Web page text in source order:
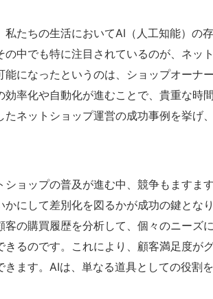
私たちの生活においてAI（人工知能）の
の中でも特に注目されているのが、ネッ
能になったというのは、ショップオーナ
効率化や自動化が進むことで、貴重な時
たネットショップ運営の成功事例を挙げ
ショップの普及が進む中、競争もますま
かにして差別化を図るかが成功の鍵とな
客の購買履歴を分析して、個々のニーズ
きるのです。これにより、顧客満足度が
きます。AIは、単なる道具としての役割